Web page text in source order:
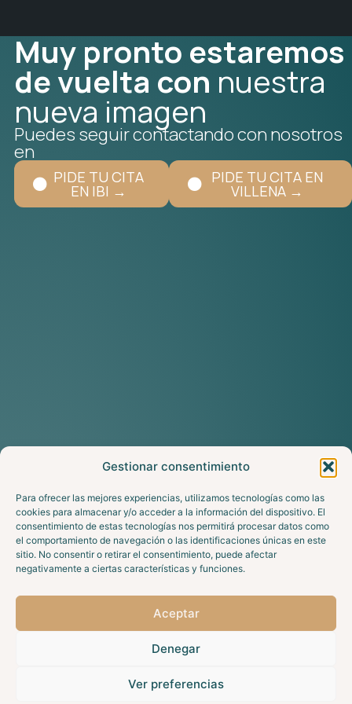
Gestionar consentimiento
Para ofrecer las mejores experiencias, utilizamos tecnologías como las
cookies para almacenar y/o acceder a la información del dispositivo. El
consentimiento de estas tecnologías nos permitirá procesar datos como
el comportamiento de navegación o las identificaciones únicas en este
sitio. No consentir o retirar el consentimiento, puede afectar
negativamente a ciertas características y funciones.
Aceptar
Denegar
Ver preferencias
Muy pronto estaremos
de vuelta con nuestra
nueva imagen
Puedes seguir contactando con nosotros
en
PIDE TU CITA
EN IBI →
PIDE TU CITA EN
VILLENA →